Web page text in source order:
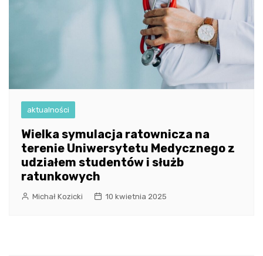
aktualności
Wielka symulacja ratownicza na
terenie Uniwersytetu Medycznego z
udziałem studentów i służb
ratunkowych
Michał Kozicki 10 kwietnia 2025